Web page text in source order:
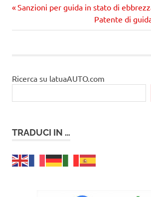
Navigazione
articoli
Precedente
Sanzioni per guida in stato di
Prossimo
articolo
Patente di
Ricerca su latuaAUTO.com
TRADUCI IN …